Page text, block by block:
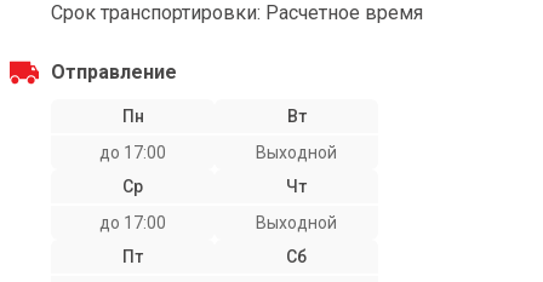
Срок транспортировки: Расчетное время
Отправление
Пн
до 17:00
Вт
Выходной
Ср
до 17:00
Чт
Выходной
Пт
Сб